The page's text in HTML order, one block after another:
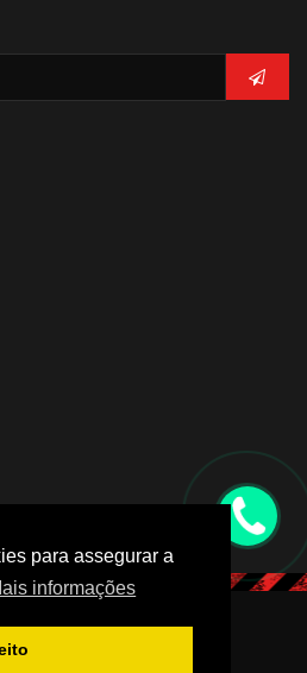
para assegurar a
informações
os direitos reservados.